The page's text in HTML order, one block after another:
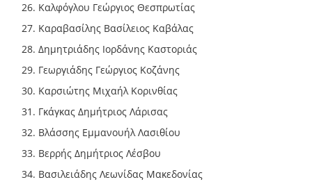
Καλφόγλου Γεώργιος Θεσπρωτίας
Καραβασίλης Βασίλειος Καβάλας
Δημητριάδης Ιορδάνης Καστοριάς
Γεωργιάδης Γεώργιος Κοζάνης
Καρσιώτης Μιχαήλ Κορινθίας
Γκάγκας Δημήτριος Λάρισας
Βλάσσης Εμμανουήλ Λασιθίου
Βερρής Δημήτριος Λέσβου
Βασιλειάδης Λεωνίδας Μακεδονίας